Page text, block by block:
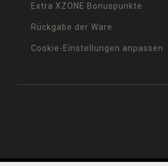
Extra XZONE Bonuspunkte
Rückgabe der Ware
Cookie-Einstellungen anpassen